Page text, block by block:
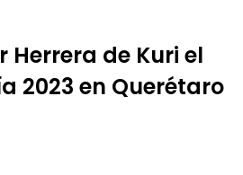
de Kuri el
2023 en Querétaro